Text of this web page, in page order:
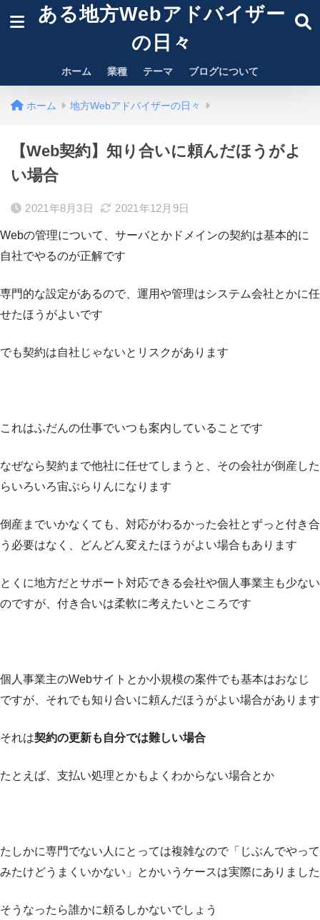
ある地方Webアドバイザー
の日々
ホーム 業種 テーマ ブログについて
ホーム 地方Webアドバイザーの日々
【Web契約】知り合いに頼んだほうがよ
い場合
2021年8月3日 2021年12月9日
Webの管理について、サーバとかドメインの契約は基本的に
自社でやるのが正解です
専門的な設定があるので、運用や管理はシステム会社とかに任
せたほうがよいです
でも契約は自社じゃないとリスクがあります
これはふだんの仕事でいつも案内していることです
なぜなら契約まで他社に任せてしまうと、その会社が倒産した
らいろいろ宙ぶらりんになります
倒産までいかなくても、対応がわるかった会社とずっと付き合
う必要はなく、どんどん変えたほうがよい場合もあります
とくに地方だとサポート対応できる会社や個人事業主も少ない
のですが、付き合いは柔軟に考えたいところです
個人事業主のWebサイトとか小規模の案件でも基本はおなじ
ですが、それでも知り合いに頼んだほうがよい場合があります
それは契約の更新も自分では難しい場合
たとえば、支払い処理とかもよくわからない場合とか
たしかに専門でない人にとっては複雑なので「じぶんでやって
みたけどうまくいかない」とかいうケースは実際にありました
そうなったら誰かに頼るしかないでしょう